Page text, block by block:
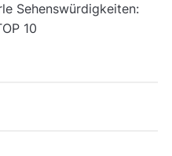
Sehenswürdigkeiten:
10